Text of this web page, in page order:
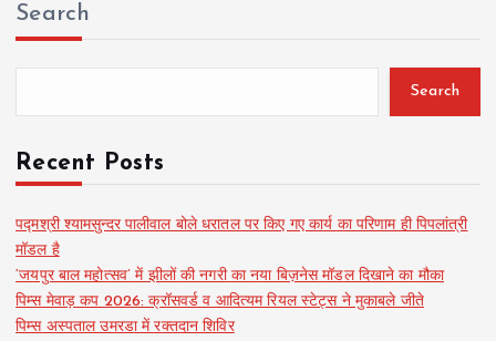
Search
Search
Recent Posts
पद्मश्री श्यामसुन्दर पालीवाल बोले धरातल पर किए गए कार्य का परिणाम ही पिपलांत्री
मॉडल है
‘जयपुर बाल महोत्सव’ में झीलों की नगरी का नया बिज़नेस मॉडल दिखाने का मौका
पिम्स मेवाड़ कप 2026: क्रॉसवर्ड व आदित्यम रियल स्टेट्स ने मुकाबले जीते
पिम्स अस्पताल उमरडा में रक्तदान शिविर